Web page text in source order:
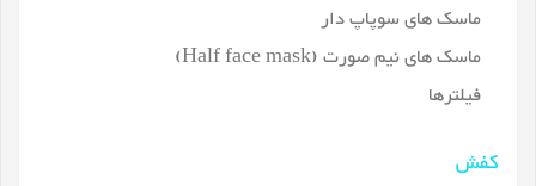
ماسک های سوپاپ دار
ماسک های نیم صورت (Half face mask)
فیلترها
کفش